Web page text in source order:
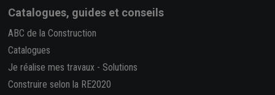
Catalogues, guides et conseils
ABC de la Construction
Catalogues
Je réalise mes travaux - Solutions
Construire selon la RE2020